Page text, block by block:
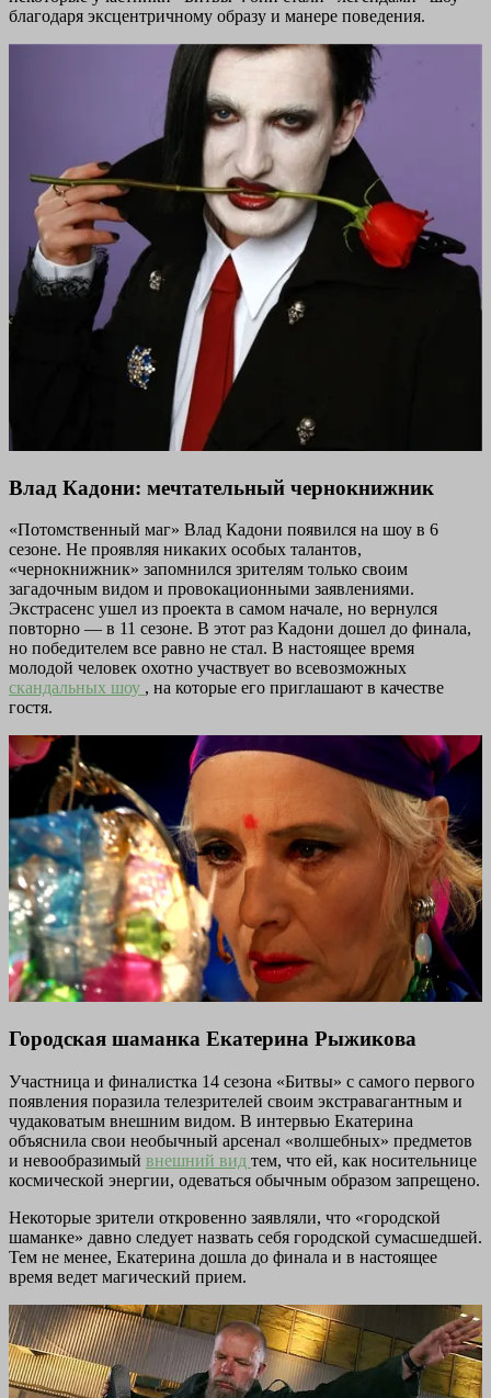
благодаря эксцентричному образу и манере поведения.
Влад Кадони: мечтательный чернокнижник
«Потомственный маг» Влад Кадони появился на шоу в 6
сезоне. Не проявляя никаких особых талантов,
«чернокнижник» запомнился зрителям только своим
загадочным видом и провокационными заявлениями.
Экстрасенс ушел из проекта в самом начале, но вернулся
повторно — в 11 сезоне. В этот раз Кадони дошел до финала,
но победителем все равно не стал. В настоящее время
молодой человек охотно участвует во всевозможных
скандальных шоу , на которые его приглашают в качестве
гостя.
Городская шаманка Екатерина Рыжикова
Участница и финалистка 14 сезона «Битвы» с самого первого
появления поразила телезрителей своим экстравагантным и
чудаковатым внешним видом. В интервью Екатерина
объяснила свои необычный арсенал «волшебных» предметов
и невообразимый внешний вид тем, что ей, как носительнице
космической энергии, одеваться обычным образом запрещено.
Некоторые зрители откровенно заявляли, что «городской
шаманке» давно следует назвать себя городской сумасшедшей.
Тем не менее, Екатерина дошла до финала и в настоящее
время ведет магический прием.